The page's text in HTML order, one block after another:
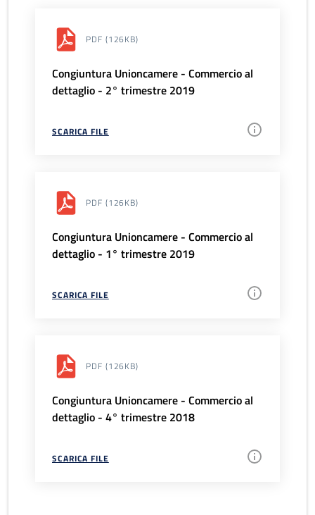
PDF (126KB)
Congiuntura Unioncamere - Commercio al
dettaglio - 2° trimestre 2019
SCARICA FILE
PDF (126KB)
Congiuntura Unioncamere - Commercio al
dettaglio - 1° trimestre 2019
SCARICA FILE
PDF (126KB)
Congiuntura Unioncamere - Commercio al
dettaglio - 4° trimestre 2018
SCARICA FILE